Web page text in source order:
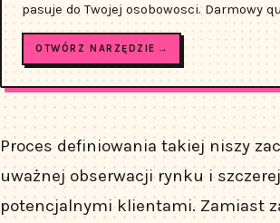
pasuje do Twojej osobowosci. Darmowy
OTWÓRZ NARZĘDZIE →
Proces definiowania takiej niszy
uważnej obserwacji rynku i
potencjalnymi klientami. Zamiast